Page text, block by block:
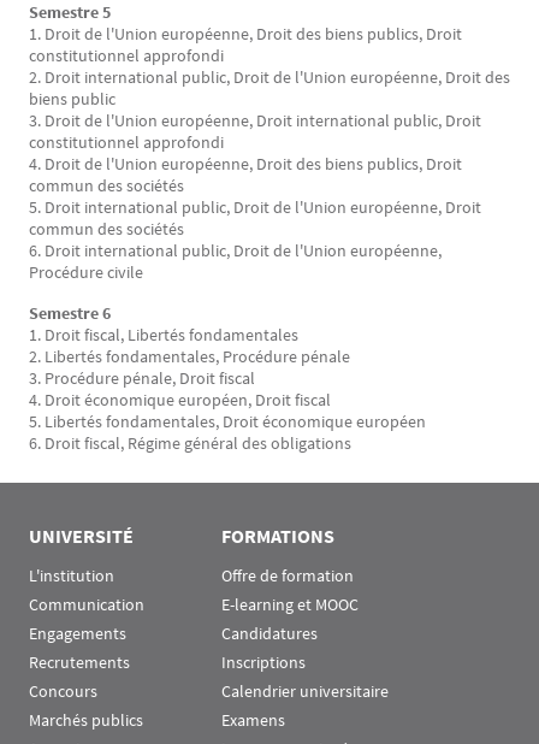
Semestre 5
1. Droit de l'Union européenne, Droit des biens publics, Droit
constitutionnel approfondi
2. Droit international public, Droit de l'Union européenne, Droit des
biens public
3. Droit de l'Union européenne, Droit international public, Droit
constitutionnel approfondi
4. Droit de l'Union européenne, Droit des biens publics, Droit
commun des sociétés
5. Droit international public, Droit de l'Union européenne, Droit
commun des sociétés
6. Droit international public, Droit de l'Union européenne,
Procédure civile
Semestre 6
1. Droit fiscal, Libertés fondamentales
2. Libertés fondamentales, Procédure pénale
3. Procédure pénale, Droit fiscal
4. Droit économique européen, Droit fiscal
5. Libertés fondamentales, Droit économique européen
6. Droit fiscal, Régime général des obligations
UNIVERSITÉ
L'institution
Communication
Engagements
Recrutements
Concours
Marchés publics
FORMATIONS
Offre de formation
E-learning et MOOC
Candidatures
Inscriptions
Calendrier universitaire
Examens